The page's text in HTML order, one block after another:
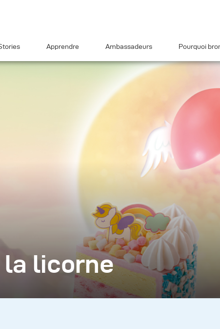
Apprendre Ambassadeurs Pourquoi
la licorne